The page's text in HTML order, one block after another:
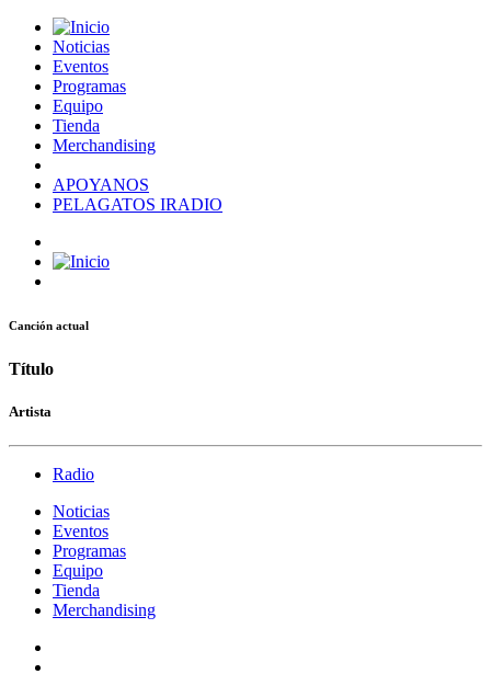
Noticias
Eventos
Programas
Equipo
Tienda
Merchandising
APOYANOS
PELAGATOS IRADIO
Canción actual
Título
Artista
Radio
Noticias
Eventos
Programas
Equipo
Tienda
Merchandising